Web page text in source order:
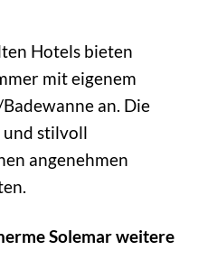
Hotels bieten
mit eigenem
an. Die
stilvoll
angenehmen
Solemar weitere